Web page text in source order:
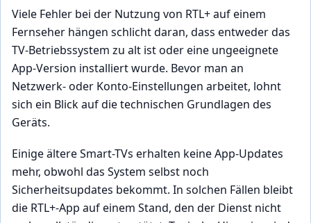
Viele Fehler bei der Nutzung von RTL+ auf einem
Fernseher hängen schlicht daran, dass entweder das
TV-Betriebssystem zu alt ist oder eine ungeeignete
App-Version installiert wurde. Bevor man an
Netzwerk- oder Konto-Einstellungen arbeitet, lohnt
sich ein Blick auf die technischen Grundlagen des
Geräts.
Einige ältere Smart-TVs erhalten keine App-Updates
mehr, obwohl das System selbst noch
Sicherheitsupdates bekommt. In solchen Fällen bleibt
die RTL+-App auf einem Stand, den der Dienst nicht